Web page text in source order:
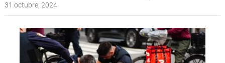
31 octubre, 2024